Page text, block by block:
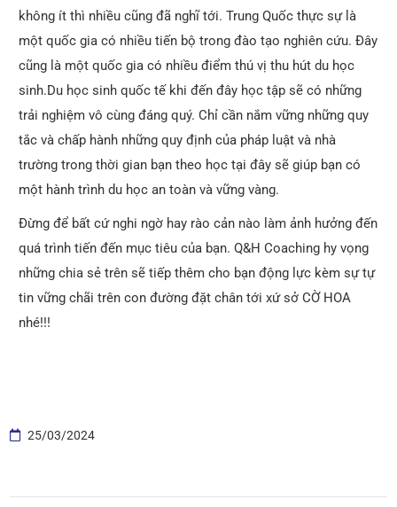
không ít thì nhiều cũng đã nghĩ tới. Trung Quốc thực sự là
một quốc gia có nhiều tiến bộ trong đào tạo nghiên cứu. Đây
cũng là một quốc gia có nhiều điểm thú vị thu hút du học
sinh.Du học sinh quốc tế khi đến đây học tập sẽ có những
trải nghiệm vô cùng đáng quý. Chỉ cần nắm vững những quy
tắc và chấp hành những quy định của pháp luật và nhà
trường trong thời gian bạn theo học tại đây sẽ giúp bạn có
một hành trình du học an toàn và vững vàng.
Đừng để bất cứ nghi ngờ hay rào cản nào làm ảnh hưởng đến
quá trình tiến đến mục tiêu của bạn. Q&H Coaching hy vọng
những chia sẻ trên sẽ tiếp thêm cho bạn động lực kèm sự tự
tin vững chãi trên con đường đặt chân tới xứ sở CỜ HOA
nhé!!!
25/03/2024